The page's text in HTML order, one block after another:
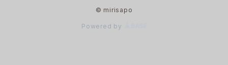
© mirisapo
Powered by